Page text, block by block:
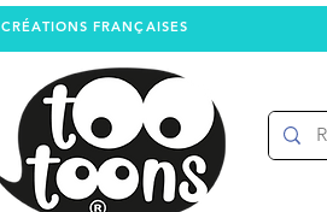
CRÉATIONS FRANÇAISES